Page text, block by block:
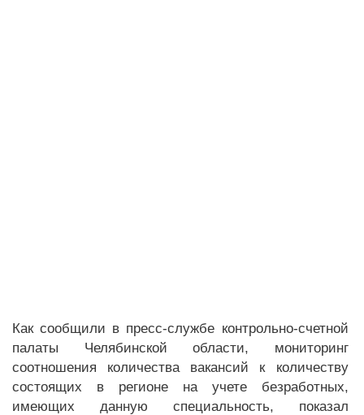
Как сообщили в пресс-службе контрольно-счетной
палаты Челябинской области, мониторинг
соотношения количества вакансий к количеству
состоящих в регионе на учете безработных,
имеющих данную специальность, показал